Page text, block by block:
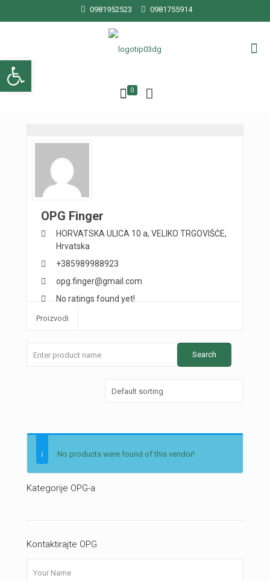
0981952523 0981755914
0
Kategorije OPG-a
Kontaktirajte OPG
OPG Finger
HORVATSKA ULICA 10 a, VELIKO TRGOVIŠĆE,
Hrvatska
+385989988923
opg.finger@gmail.com
No ratings found yet!
Proizvodi
No products were found of this vendor!
Open toolbar